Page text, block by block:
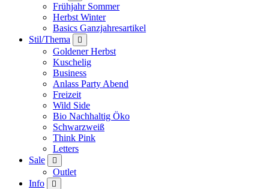
Frühjahr Sommer
Herbst Winter
Basics Ganzjahresartikel
Stil/Thema
Goldener Herbst
Kuschelig
Business
Anlass Party Abend
Freizeit
Wild Side
Bio Nachhaltig Öko
Schwarzweiß
Think Pink
Letters
Sale
Outlet
Info